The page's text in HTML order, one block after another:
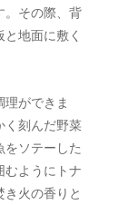
。その際、背
地面に敷く
ができま
く刻んだ野菜
ソテーした
むようにトナ
火の香りと